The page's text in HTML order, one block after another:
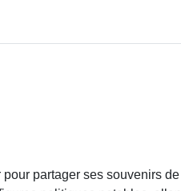
partager ses souvenirs de